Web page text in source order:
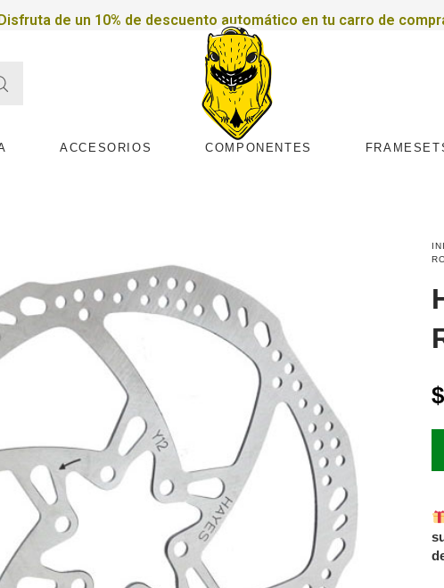
de un 10% de descuento automático en tu carro de
ACCESORIOS COMPONENTES
$